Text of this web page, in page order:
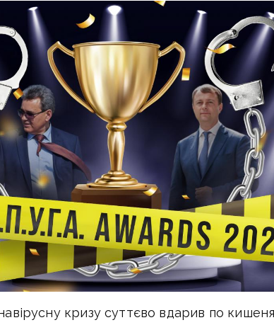
кризу суттєво вдарив по